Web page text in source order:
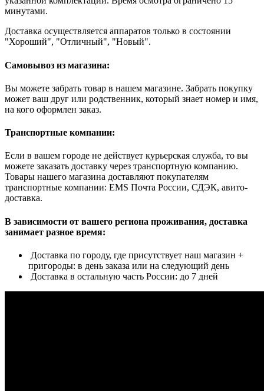
минутами.
Доставка осуществляется аппаратов только в состоянии
"Хороший", "Отличный", "Новый".
Самовывоз из магазина:
Вы можете забрать товар в нашем магазине. Забрать покупку
может ваш друг или родственник, который знает номер и имя,
на кого оформлен заказ.
Транспортные компании:
Если в вашем городе не действует курьерская служба, то вы
можете заказать доставку через транспортную компанию.
Товары нашего магазина доставляют покупателям
транспортные компании: EMS Почта России, СДЭК, авито-
доставка.
В зависимости от вашего региона проживания, доставка
занимает разное время:
Доставка по городу, где присутствует наш магазин +
пригороды: в день заказа или на следующий день
Доставка в остальную часть России: до 7 дней